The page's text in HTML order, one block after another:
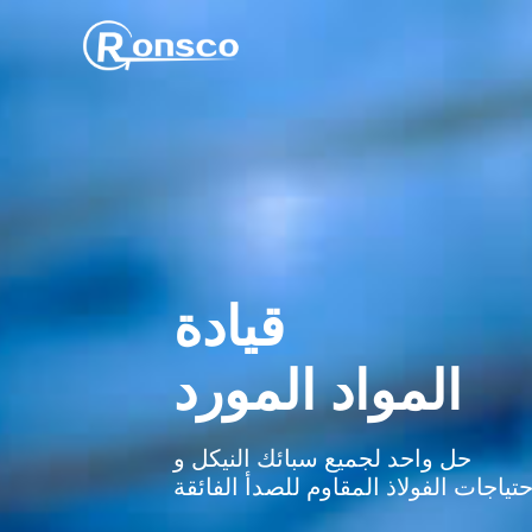
قيادة
المواد المورد
حل واحد لجميع سبائك النيكل و
الفولاذ المقاوم للصدأ الفائقة
ذوي الخبرة
المعالجة
توفير معالجة عالية الدقة لل
مادة صعبة
حازم
في الجودة
منع العيوب وغير المطابقة
منتجات